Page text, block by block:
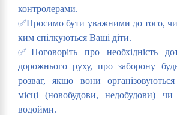
контролерами.
✅Просимо бути уважними до того,
ким спілкуються Ваші діти.
✅Поговоріть про необхідність
дорожнього руху, про заборону
розваг, якщо вони
місці (новобудови, недобудови)
водойми.